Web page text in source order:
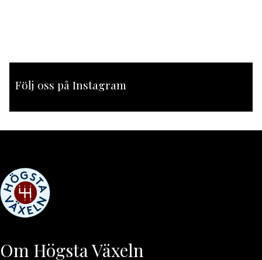
Följ oss på Instagram
Om Högsta Växeln